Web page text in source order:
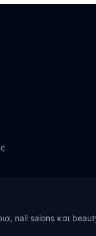
nail salons και